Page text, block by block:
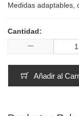
Medidas adaptables,
Cantidad:
Añadir al